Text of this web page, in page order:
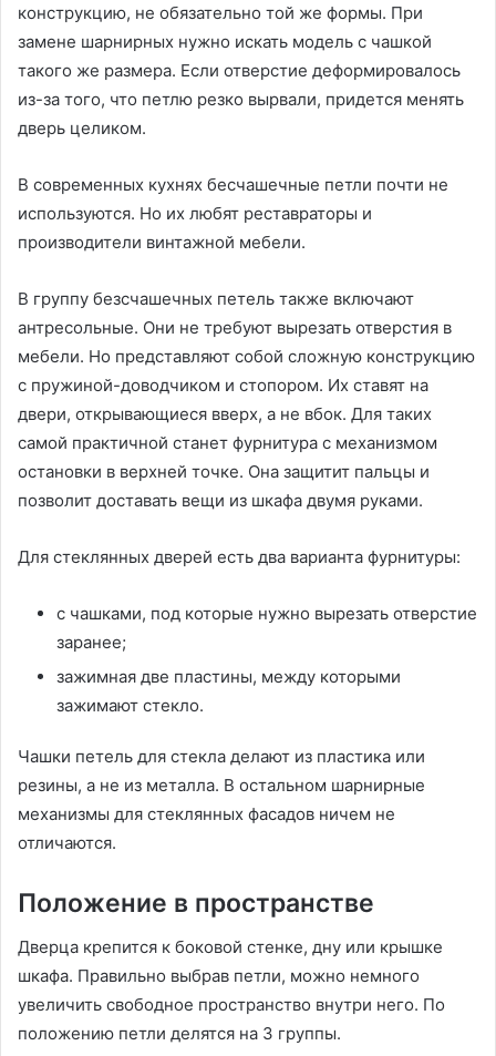
конструкцию, не обязательно той же формы. При
замене шарнирных нужно искать модель с чашкой
такого же размера. Если отверстие деформировалось
из-за того, что петлю резко вырвали, придется менять
дверь целиком.
В современных кухнях бесчашечные петли почти не
используются. Но их любят реставраторы и
производители винтажной мебели.
В группу безсчашечных петель также включают
антресольные. Они не требуют вырезать отверстия в
мебели. Но представляют собой сложную конструкцию
с пружиной-доводчиком и стопором. Их ставят на
двери, открывающиеся вверх, а не вбок. Для таких
самой практичной станет фурнитура с механизмом
остановки в верхней точке. Она защитит пальцы и
позволит доставать вещи из шкафа двумя руками.
Для стеклянных дверей есть два варианта фурнитуры:
с чашками, под которые нужно вырезать отверстие
заранее;
зажимная две пластины, между которыми
зажимают стекло.
Чашки петель для стекла делают из пластика или
резины, а не из металла. В остальном шарнирные
механизмы для стеклянных фасадов ничем не
отличаются.
Положение в пространстве
Дверца крепится к боковой стенке, дну или крышке
шкафа. Правильно выбрав петли, можно немного
увеличить свободное пространство внутри него. По
положению петли делятся на 3 группы.